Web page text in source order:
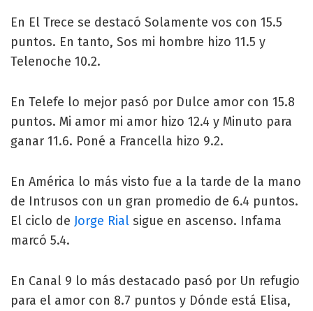
En El Trece se destacó Solamente vos con 15.5
puntos. En tanto, Sos mi hombre hizo 11.5 y
Telenoche 10.2.
En Telefe lo mejor pasó por Dulce amor con 15.8
puntos. Mi amor mi amor hizo 12.4 y Minuto para
ganar 11.6. Poné a Francella hizo 9.2.
En América lo más visto fue a la tarde de la mano
de Intrusos con un gran promedio de 6.4 puntos.
El ciclo de Jorge Rial sigue en ascenso. Infama
marcó 5.4.
En Canal 9 lo más destacado pasó por Un refugio
para el amor con 8.7 puntos y Dónde está Elisa,